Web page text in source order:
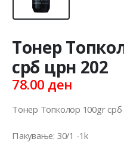
Тонер
срб црн 202
78.00 ден
Тонер Топколор 100gr
Пакување: 30/1 -1k